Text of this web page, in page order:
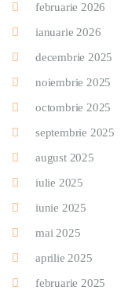
februarie 2026
ianuarie 2026
decembrie 2025
noiembrie 2025
octombrie 2025
septembrie 2025
august 2025
iulie 2025
iunie 2025
mai 2025
aprilie 2025
februarie 2025